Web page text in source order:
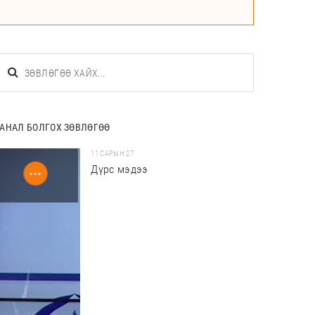
БОЛГОХ ЗӨВЛӨГӨӨ
11 САРЫН 27
Дүрс мэдээ